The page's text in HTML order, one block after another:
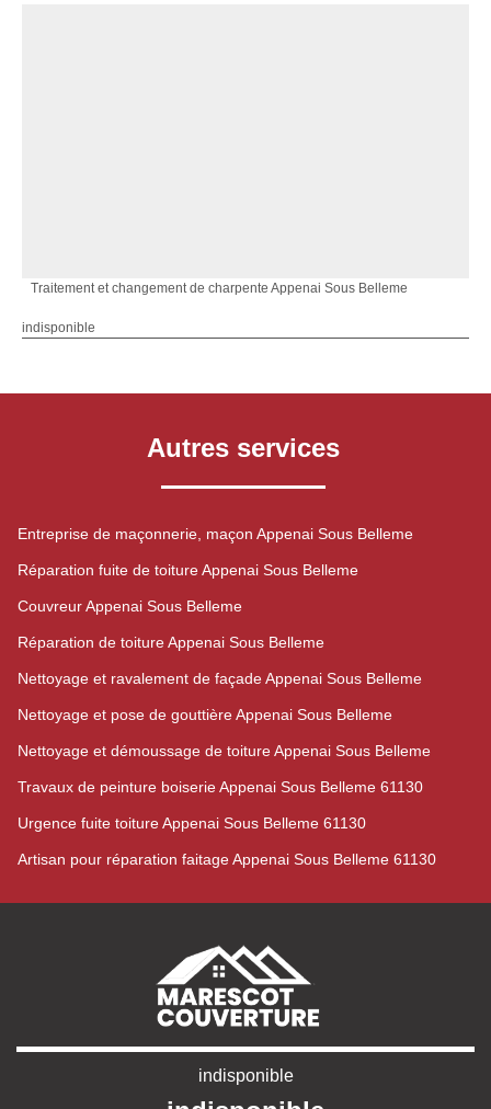
Traitement et changement de charpente Appenai Sous Belleme
indisponible
Autres services
Entreprise de maçonnerie, maçon Appenai Sous Belleme
Réparation fuite de toiture Appenai Sous Belleme
Couvreur Appenai Sous Belleme
Réparation de toiture Appenai Sous Belleme
Nettoyage et ravalement de façade Appenai Sous Belleme
Nettoyage et pose de gouttière Appenai Sous Belleme
Nettoyage et démoussage de toiture Appenai Sous Belleme
Travaux de peinture boiserie Appenai Sous Belleme 61130
Urgence fuite toiture Appenai Sous Belleme 61130
Artisan pour réparation faitage Appenai Sous Belleme 61130
indisponible